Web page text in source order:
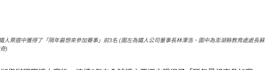
人票選中獲得了「隔年最想來參加賽事」前3名 (圖左為鐵人公司董事長林澤浩、圖中為澎湖縣教育處處長蘇
)